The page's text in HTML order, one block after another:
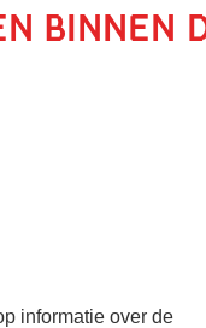
binnen
informatie over de